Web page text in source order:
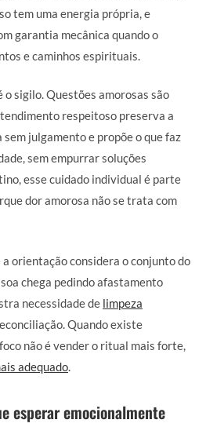
tem uma energia própria, e
garantia mecânica quando o
e caminhos espirituais.
sigilo. Questões amorosas são
respeitoso preserva a
julgamento e propõe o que faz
sem empurrar soluções
esse cuidado individual é parte
dor amorosa não se trata com
orientação considera o conjunto do
chega pedindo afastamento
necessidade de limpeza
Quando existe
não é vender o ritual mais forte,
adequado
esperar emocionalmente